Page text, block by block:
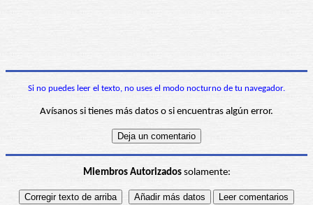
Si no puedes leer el texto, no uses el modo nocturno de tu navegador.
Avísanos si tienes más datos o si encuentras algún error.
Miembros Autorizadossolamente: